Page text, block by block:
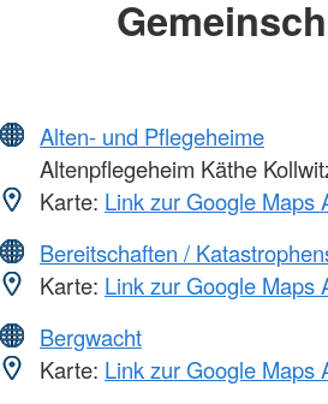
Alten- und Pflegeheime
Altenpflegeheim Käthe
Karte: Link zur Google Maps
Bereitschaften /
Karte: Link zur Google Maps
Bergwacht
Karte: Link zur Google Maps